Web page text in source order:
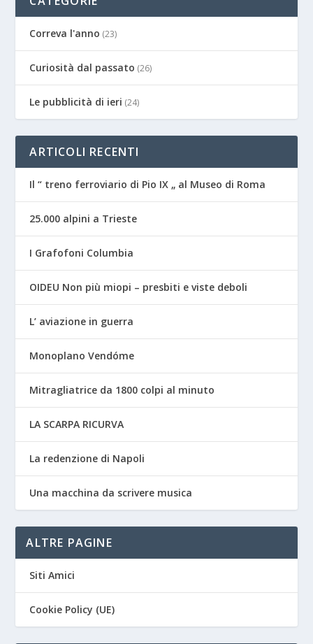
Correva l'anno (23)
Curiosità dal passato (26)
Le pubblicità di ieri (24)
ARTICOLI RECENTI
Il “ treno ferroviario di Pio IX „ al Museo di Roma
25.000 alpini a Trieste
I Grafofoni Columbia
OIDEU Non più miopi – presbiti e viste deboli
L’ aviazione in guerra
Monoplano Vendóme
Mitragliatrice da 1800 colpi al minuto
LA SCARPA RICURVA
La redenzione di Napoli
Una macchina da scrivere musica
ALTRE PAGINE
Siti Amici
Cookie Policy (UE)